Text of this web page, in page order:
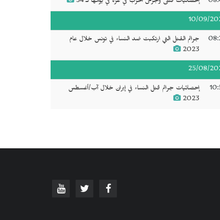
10/09/
جرائم القتل التي ارتكبت ضد النساء في تونس خلال عام
2023
25/08/
إحصائيات جرائم قتل النساء في إيران خلال آب/أغسطس
2023